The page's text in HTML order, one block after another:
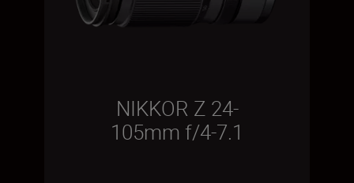
NIKKOR Z 24-
105mm f/4-7.1